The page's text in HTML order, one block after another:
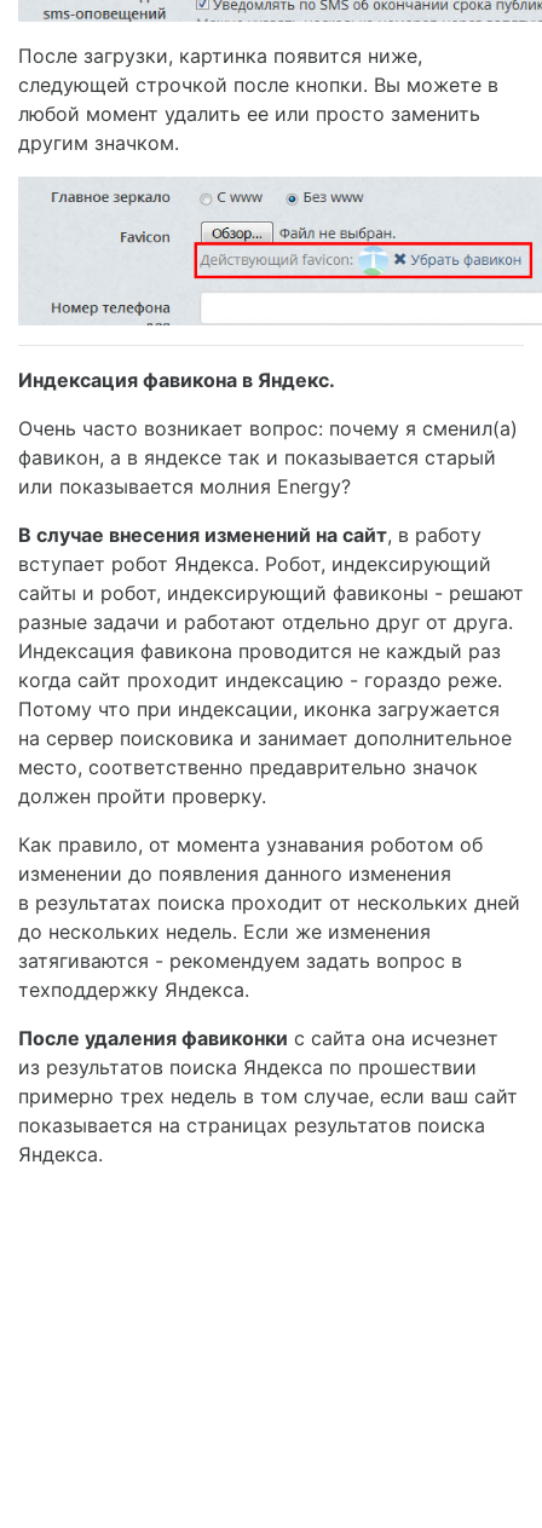
После загрузки, картинка появится ниже,
следующей строчкой после кнопки. Вы можете в
любой момент удалить ее или просто заменить
другим значком.
Индексация фавикона в Яндекс.
Очень часто возникает вопрос: почему я сменил(а)
фавикон, а в яндексе так и показывается старый
или показывается молния Energy?
В случае внесения изменений на сайт, в работу
вступает робот Яндекса. Робот, индексирующий
сайты и робот, индексирующий фавиконы - решают
разные задачи и работают отдельно друг от друга.
Индексация фавикона проводится не каждый раз
когда сайт проходит индексацию - гораздо реже.
Потому что при индексации, иконка загружается
на сервер поисковика и занимает дополнительное
место, соответственно предаврительно значок
должен пройти проверку.
Как правило, от момента узнавания роботом об
изменении до появления данного изменения
в результатах поиска проходит от нескольких дней
до нескольких недель. Если же изменения
затягиваются - рекомендуем задать вопрос в
техподдержку Яндекса.
После удаления фавиконки с сайта она исчезнет
из результатов поиска Яндекса по прошествии
примерно трех недель в том случае, если ваш сайт
показывается на страницах результатов поиска
Яндекса.